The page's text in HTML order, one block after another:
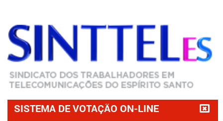
SISTEMA DE VOTAÇÃO ON-LINE